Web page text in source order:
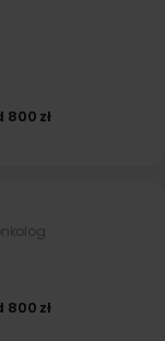
800 zł
800 zł